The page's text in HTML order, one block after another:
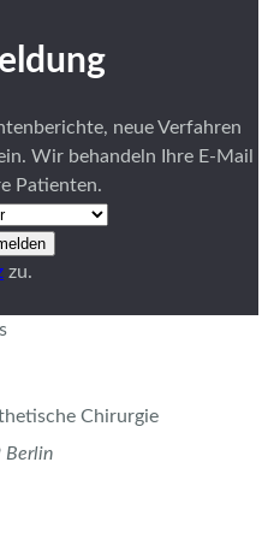
neue Verfahren
Wir behandeln Ihre E-Mail
Patienten.
zu.
Chirurgie
Berlin